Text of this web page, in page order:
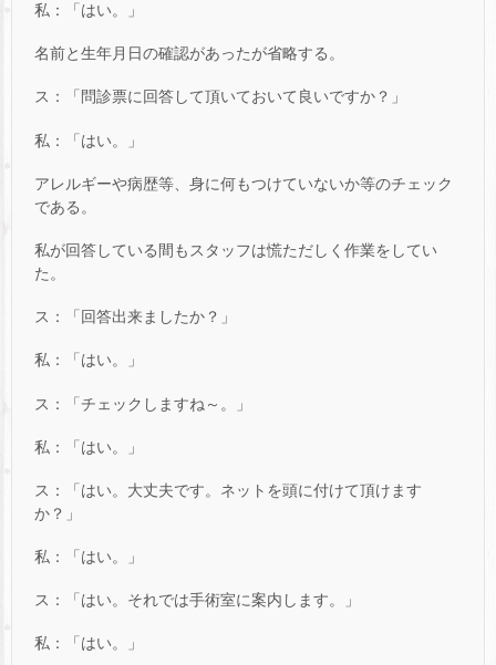
私：「はい。」
名前と生年月日の確認があったが省略する。
ス：「問診票に回答して頂いておいて良いですか？」
私：「はい。」
アレルギーや病歴等、身に何もつけていないか等のチェック
である。
私が回答している間もスタッフは慌ただしく作業をしてい
た。
ス：「回答出来ましたか？」
私：「はい。」
ス：「チェックしますね～。」
私：「はい。」
ス：「はい。大丈夫です。ネットを頭に付けて頂けます
か？」
私：「はい。」
ス：「はい。それでは手術室に案内します。」
私：「はい。」